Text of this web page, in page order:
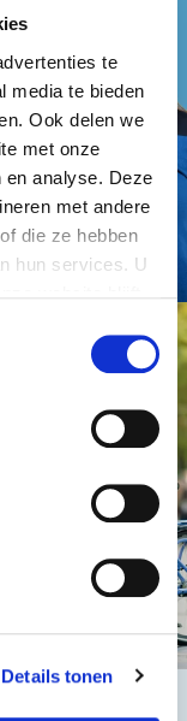
te
media te bieden
Ook delen we
met onze
analyse. Deze
met andere
die ze hebben
hun services. U
Details tonen